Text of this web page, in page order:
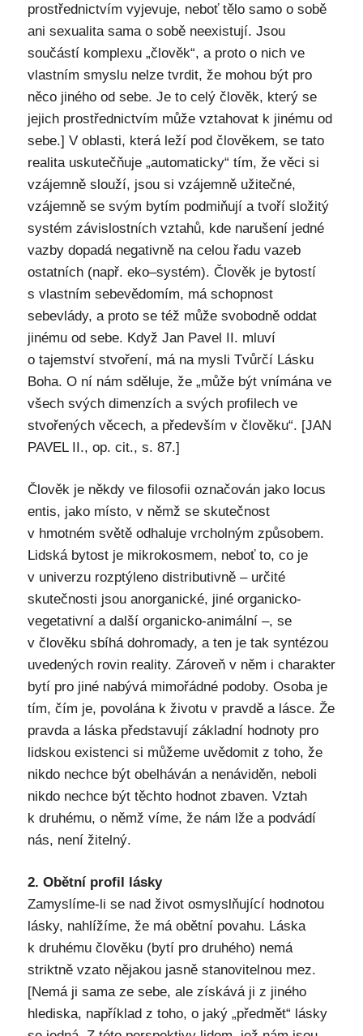
prostřednictvím vyjevuje, neboť tělo samo o sobě
ani sexualita sama o sobě neexistují. Jsou
součástí komplexu „člověk“, a proto o nich ve
vlastním smyslu nelze tvrdit, že mohou být pro
něco jiného od sebe. Je to celý člověk, který se
jejich prostřednictvím může vztahovat k jinému od
sebe.] V oblasti, která leží pod člověkem, se tato
realita uskutečňuje „automaticky“ tím, že věci si
vzájemně slouží, jsou si vzájemně užitečné,
vzájemně se svým bytím podmiňují a tvoří složitý
systém závislostních vztahů, kde narušení jedné
vazby dopadá negativně na celou řadu vazeb
ostatních (např. eko–systém). Člověk je bytostí
s vlastním sebevědomím, má schopnost
sebevlády, a proto se též může svobodně oddat
jinému od sebe. Když Jan Pavel II. mluví
o tajemství stvoření, má na mysli Tvůrčí Lásku
Boha. O ní nám sděluje, že „může být vnímána ve
všech svých dimenzích a svých profilech ve
stvořených věcech, a především v člověku“. [JAN
PAVEL II., op. cit., s. 87.]
Člověk je někdy ve filosofii označován jako locus
entis, jako místo, v němž se skutečnost
v hmotném světě odhaluje vrcholným způsobem.
Lidská bytost je mikrokosmem, neboť to, co je
v univerzu rozptýleno distributivně – určité
skutečnosti jsou anorganické, jiné organicko-
vegetativní a další organicko-animální –, se
v člověku sbíhá dohromady, a ten je tak syntézou
uvedených rovin reality. Zároveň v něm i charakter
bytí pro jiné nabývá mimořádné podoby. Osoba je
tím, čím je, povolána k životu v pravdě a lásce. Že
pravda a láska představují základní hodnoty pro
lidskou existenci si můžeme uvědomit z toho, že
nikdo nechce být obelháván a nenáviděn, neboli
nikdo nechce být těchto hodnot zbaven. Vztah
k druhému, o němž víme, že nám lže a podvádí
nás, není žitelný.
2. Obětní profil lásky
Zamyslíme-li se nad život osmyslňující hodnotou
lásky, nahlížíme, že má obětní povahu. Láska
k druhému člověku (bytí pro druhého) nemá
striktně vzato nějakou jasně stanovitelnou mez.
[Nemá ji sama ze sebe, ale získává ji z jiného
hlediska, například z toho, o jaký „předmět“ lásky